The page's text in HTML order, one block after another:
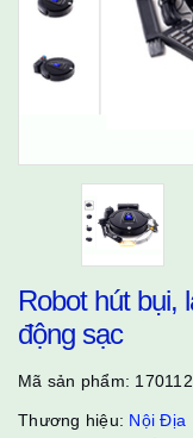
Robot hút bụi,
động sạc
Mã sản phẩm:
Thương hiệu: Nội Địa